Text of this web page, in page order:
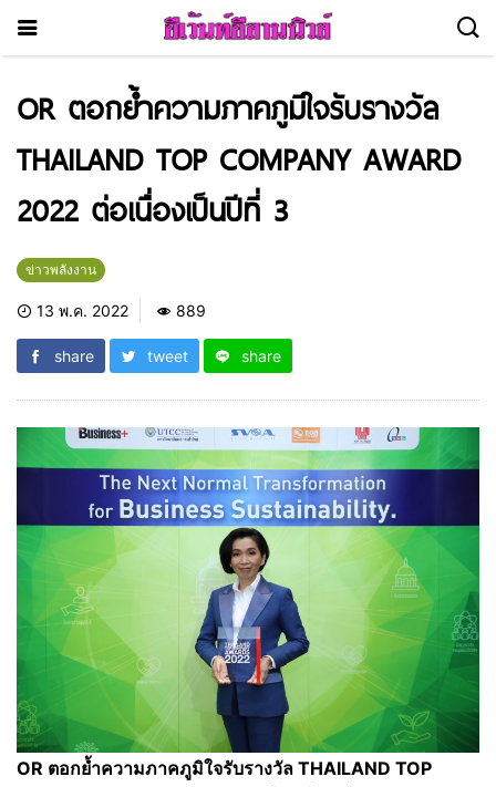
OR ตอกย้ำความภาคภูมิใจรับรางวัล
THAILAND TOP COMPANY AWARD
2022 ต่อเนื่องเป็นปีที่ 3
ข่าวพลังงาน
13 พ.ค. 2022 889
share tweet share
OR ตอกย้ำความภาคภูมิใจรับรางวัล THAILAND TOP